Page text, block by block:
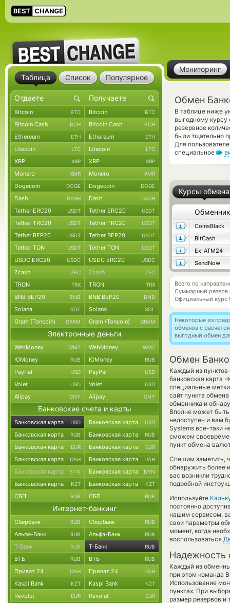
Мониторинг
Обмен
В таблице ниже
выгодному курсу
резервное
были тщательно
Для
специальное
Курсы обмена
Обменник
CoinsBlack
BitCash
Ex-ATM24
SendNow
Всего по
Суммарный резерв
Официальный курс
Некоторые из
обменов с
выгодный обмен
Обмен
Каждый из пунктов
банковская карта →
специальные
сайт пункта
обменника и
Вполне может
недоступен и вам
Systems все-таки
сможем
пункт обмена
Спешим заметить,
обнаружить более
вас возникли
подробной
Используйте
постоянно
нашим сервисом,
свои параметры
момент, когда
воспользоваться
Надежность
Каждый из
при этом команда
Использование
пунктах. При
размер резервов и
Таблица Список Популярное
Bitcoin BTC Bitcoin BTC
Bitcoin Cash BCH Bitcoin Cash BCH
Ethereum ETH Ethereum ETH
Litecoin LTC Litecoin LTC
XRP XRP XRP XRP
Monero XMR Monero XMR
Dogecoin DOGE Dogecoin DOGE
Dash DASH Dash DASH
Tether ERC20 USDT Tether ERC20 USDT
Tether TRC20 USDT Tether TRC20 USDT
Tether BEP20 USDT Tether BEP20 USDT
Tether TON USDT Tether TON USDT
USDC ERC20 USDC USDC ERC20 USDC
Zcash ZEC Zcash ZEC
TRON TRX TRON TRX
BNB BEP20 BNB BNB BEP20 BNB
Solana SOL Solana SOL
Gram (Toncoin) GRAM Gram (Toncoin) GRAM
Электронные деньги
WebMoney WMZ WebMoney WMZ
ЮMoney RUB ЮMoney RUB
PayPal USD PayPal USD
Volet USD Volet USD
Alipay CNY Alipay CNY
Банковские счета и карты
Банковская карта USD Банковская карта USD
Банковская карта RUB Банковская карта RUB
Банковская карта EUR Банковская карта EUR
Банковская карта UAH Банковская карта UAH
Банковская карта BYN Банковская карта BYN
Банковская карта KZT Банковская карта KZT
СБП RUB СБП RUB
Интернет-банкинг
Сбербанк RUB Сбербанк RUB
Альфа-Банк RUB Альфа-Банк RUB
Т-Банк RUB Т-Банк RUB
ВТБ RUB ВТБ RUB
Приват 24 UAH Приват 24 UAH
Kaspi Bank KZT Kaspi Bank KZT
Revolut EUR Revolut EUR